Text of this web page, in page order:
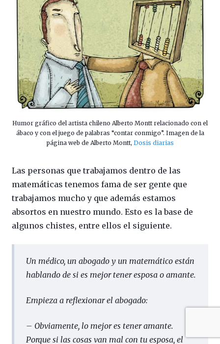
Humor gráfico del artista chileno Alberto Montt relacionado con el
ábaco y con el juego de palabras “contar conmigo”. Imagen de la
página web de Alberto Montt, Dosis diarias
Las personas que trabajamos dentro de las
matemáticas tenemos fama de ser gente que
trabajamos mucho y que además estamos
absortos en nuestro mundo. Esto es la base de
algunos chistes, entre ellos el siguiente.
Un médico, un abogado y un matemático están
hablando de si es mejor tener esposa o amante.
Empieza a reflexionar el abogado:
– Obviamente, lo mejor es tener amante.
Porque si las cosas van mal con tu esposa, el